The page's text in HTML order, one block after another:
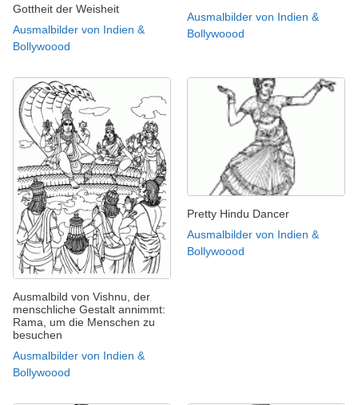
Gottheit der Weisheit
Ausmalbilder von Indien &
Bollywoood
Ausmalbilder von Indien &
Bollywoood
Ausmalbild von Vishnu, der
menschliche Gestalt annimmt:
Rama, um die Menschen zu
besuchen
Ausmalbilder von Indien &
Bollywoood
Pretty Hindu Dancer
Ausmalbilder von Indien &
Bollywoood